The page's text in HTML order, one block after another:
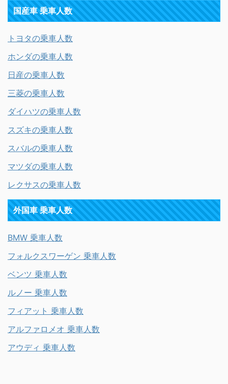
国産車 乗車人数
トヨタの乗車人数
ホンダの乗車人数
日産の乗車人数
三菱の乗車人数
ダイハツの乗車人数
スズキの乗車人数
スバルの乗車人数
マツダの乗車人数
レクサスの乗車人数
外国車 乗車人数
BMW 乗車人数
フォルクスワーゲン 乗車人数
ベンツ 乗車人数
ルノー 乗車人数
フィアット 乗車人数
アルファロメオ 乗車人数
アウディ 乗車人数